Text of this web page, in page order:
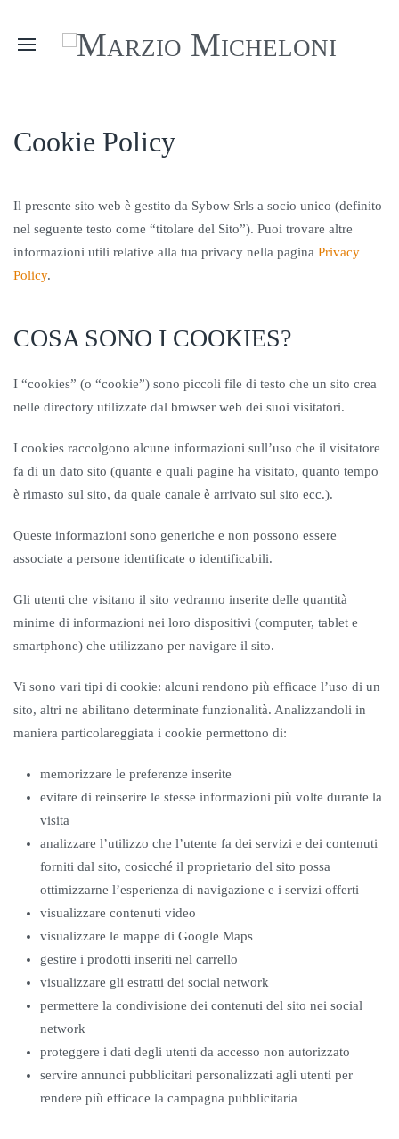
Cookie Policy
Il presente sito web è gestito da Sybow Srls a socio unico (definito
nel seguente testo come “titolare del Sito”). Puoi trovare altre
informazioni utili relative alla tua privacy nella pagina Privacy
Policy.
COSA SONO I COOKIES?
I “cookies” (o “cookie”) sono piccoli file di testo che un sito crea
nelle directory utilizzate dal browser web dei suoi visitatori.
I cookies raccolgono alcune informazioni sull’uso che il visitatore
fa di un dato sito (quante e quali pagine ha visitato, quanto tempo
è rimasto sul sito, da quale canale è arrivato sul sito ecc.).
Queste informazioni sono generiche e non possono essere
associate a persone identificate o identificabili.
Gli utenti che visitano il sito vedranno inserite delle quantità
minime di informazioni nei loro dispositivi (computer, tablet e
smartphone) che utilizzano per navigare il sito.
Vi sono vari tipi di cookie: alcuni rendono più efficace l’uso di un
sito, altri ne abilitano determinate funzionalità. Analizzandoli in
maniera particolareggiata i cookie permettono di:
memorizzare le preferenze inserite
evitare di reinserire le stesse informazioni più volte durante la
visita
analizzare l’utilizzo che l’utente fa dei servizi e dei contenuti
forniti dal sito, cosicché il proprietario del sito possa
ottimizzarne l’esperienza di navigazione e i servizi offerti
visualizzare contenuti video
visualizzare le mappe di Google Maps
gestire i prodotti inseriti nel carrello
visualizzare gli estratti dei social network
permettere la condivisione dei contenuti del sito nei social
network
proteggere i dati degli utenti da accesso non autorizzato
servire annunci pubblicitari personalizzati agli utenti per
rendere più efficace la campagna pubblicitaria